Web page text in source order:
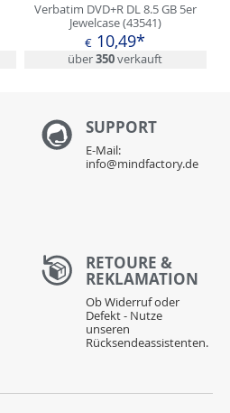
Verbatim DVD+R DL 8.5 GB 5er
Jewelcase (43541)
€ 10,49*
über350verkauft
SUPPORT
E-Mail:
info@mindfactory.de
RETOURE &
REKLAMATION
Ob Widerruf oder
Defekt - Nutze
unseren
Rücksendeassistenten.